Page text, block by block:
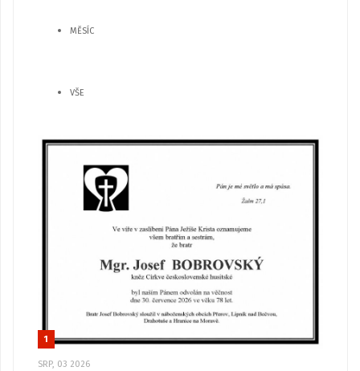
MĚSÍC
VŠE
1
SRP, 03 2026